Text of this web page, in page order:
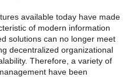
available today have made
of modern information
solutions can no longer meet
decentralized organizational
Therefore, a variety of
have been